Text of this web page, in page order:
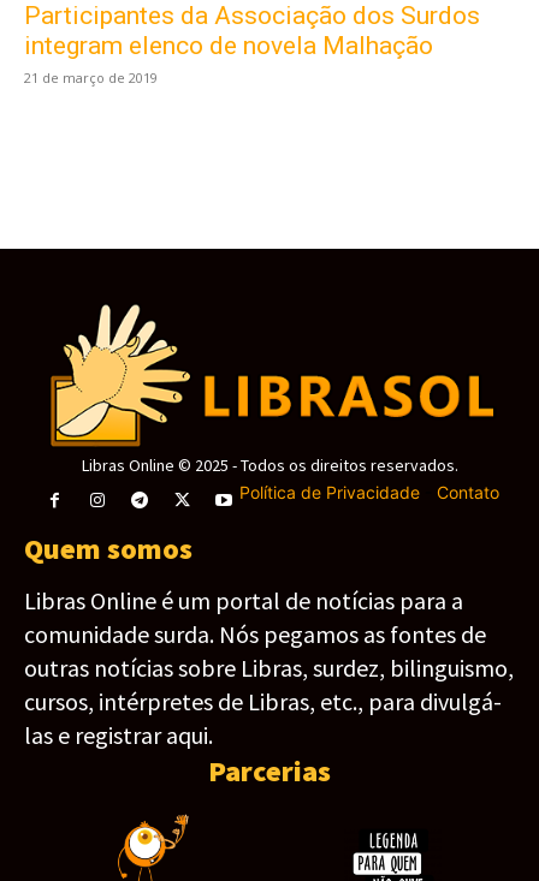
Participantes da Associação dos Surdos
integram elenco de novela Malhação
21 de março de 2019
Este site usa cookies para garantir que você
obtenha a melhor experiência em nosso site.
Ao usar nosso site você consente cookies.
Libras Online © 2025 - Todos os direitos reservados.
Política de Privacidade- Contato
Quem somos
Libras Online é um portal de notícias para a
comunidade surda. Nós pegamos as fontes de
outras notícias sobre Libras, surdez, bilinguismo,
cursos, intérpretes de Libras, etc., para divulgá-
las e registrar aqui.
Parcerias